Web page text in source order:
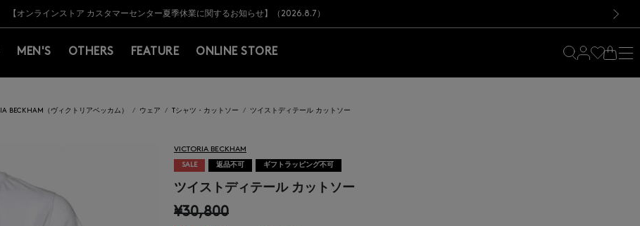
＜MY BARNEYS＞会員のお客様は11,000円（税込）以上のお買上げで常時送料無料！お買い物の際は会員登録を！
【夏季休業に伴う出荷一時停止のお知らせ】(2026.8.7)
【オンラインストア カスタマーセンター夏季休業に関するお知らせ】（2026.8.7）
【夏季休業に伴う返品・交換承り一時停止のお知らせ】（2026.8.5）
熊本県を中心とした地震の影響によるお荷物のお届けについて
【開催中】SUMMER SALEのご案内・ご注意事項
＜MY BARNEYS＞会員のお客様は11,000円（税込）以上のお買上げで常時送料無料！お買い物の際は会員登録を！
【夏季休業に伴う出荷一時停止のお知らせ】(2026.8.7)
MEN'S OTHERS FEATURE ONLINE STORE
BECKHAM（ヴィクトリアベッカム） ウェア Tシャツ・カットソー ツイストディテール カットソー
VICTORIA BECKHAM
SALE
返品不可 ギフトラッピング不可
ツイストディテール カットソー
¥30,800